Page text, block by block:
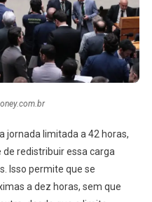
jornada limitada a 42 horas,
redistribuir essa carga
Isso permite que se
a dez horas, sem que